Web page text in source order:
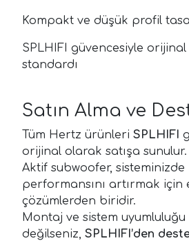
Kompakt ve düşük profil
SPLHIFI güvencesiyle
standardı
Satın Alma ve
Tüm Hertz ürünleri SPLHIFI
orijinal olarak satışa sunulur.
Aktif subwoofer, sisteminizde
performansını artırmak için
çözümlerden biridir.
Montaj ve sistem
değilseniz, SPLHIFI’den